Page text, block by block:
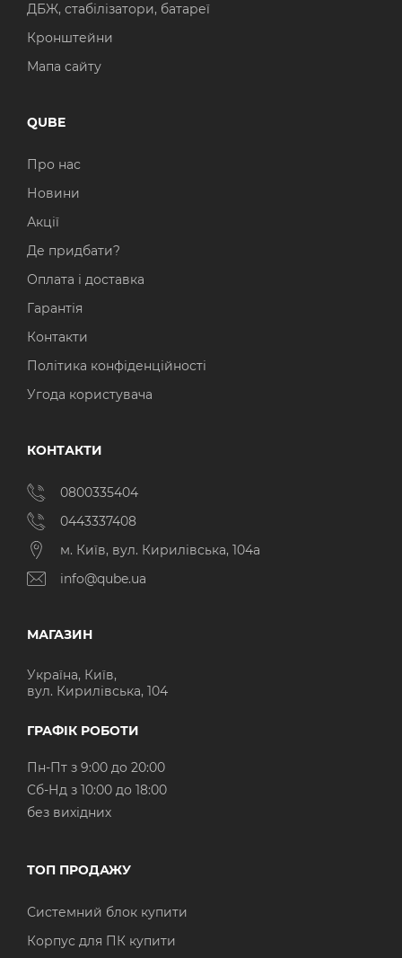
ДБЖ, стабілізатори, батареї
Кронштейни
Мапа сайту
QUBE
Про нас
Новини
Акції
Де придбати?
Оплата і доставка
Гарантія
Контакти
Політика конфіденційності
Угода користувача
КОНТАКТИ
0800335404
0443337408
м. Київ, вул. Кирилівська, 104а
info@qube.ua
МАГАЗИН
Україна, Київ,
вул. Кирилівська, 104
ГРАФІК РОБОТИ
Пн-Пт з 9:00 до 20:00
Cб-Нд з 10:00 до 18:00
без вихідних
ТОП ПРОДАЖУ
Системний блок купити
Корпус для ПК купити